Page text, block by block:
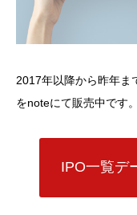
2017年以降から昨年ま
をnoteにて販売中です
IPO一覧デ